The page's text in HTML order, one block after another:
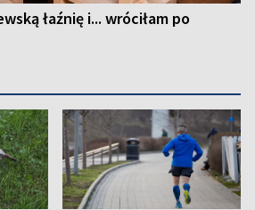
łaźnię i... wróciłam po